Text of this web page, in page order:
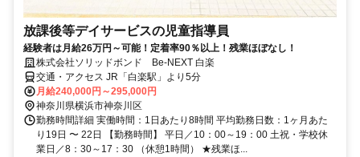
放課後等デイサービスの児童指導員
経験者は月給26万円～可能！定着率90％以上！残業ほぼなし！
株式会社ソリッドボンド Be-NEXT 白楽
交通・アクセス JR「白楽駅」より5分
月給240,000円～295,000円
神奈川県横浜市神奈川区
勤務時間詳細 実働時間：1日あたり8時間 平均勤務日数：1ヶ月あた
り19日 〜 22日 【勤務時間】 平日／10：00～19：00 土祝・学校休
業日／8：30～17：30 （休憩1時間） ★残業ほ...